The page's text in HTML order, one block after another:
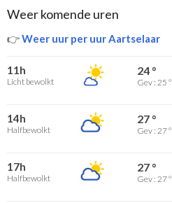
Weer komende uren
👉Weer uur per uur Aartselaar
11h
Licht bewolkt
24 °
Gev : 25 °
14h
Halfbewolkt
27 °
Gev : 27 °
17h
Halfbewolkt
27 °
Gev : 27 °